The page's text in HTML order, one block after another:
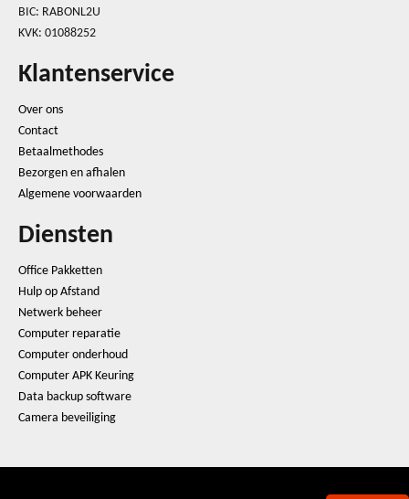
BIC: RABONL2U
KVK: 01088252
Klantenservice
Over ons
Contact
Betaalmethodes
Bezorgen en afhalen
Algemene voorwaarden
Diensten
Office Pakketten
Hulp op Afstand
Netwerk beheer
Computer reparatie
Computer onderhoud
Computer APK Keuring
Data backup software
Camera beveiliging